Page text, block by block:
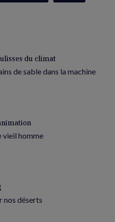
du climat
de sable dans la machine
vieil homme
nos déserts